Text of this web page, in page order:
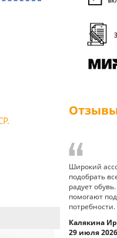
Широкий
подобрать
радует
помогают
Калякина
29 июля 2026